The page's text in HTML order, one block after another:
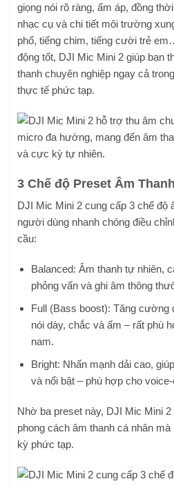
giọng nói rõ ràng, ấm áp, đồng
nhạc cụ và chi tiết môi trường
phố, tiếng chim, tiếng cười trẻ
động tốt, DJI Mic Mini 2 giúp bạn
thanh chuyên nghiệp ngay cả
thực tế phức tạp.
3 Chế độ Preset Âm Thanh
DJI Mic Mini 2 cung cấp 3 chế độ
người dùng nhanh chóng điều
cầu:
Balanced: Âm thanh tự nhiên,
phỏng vấn và ghi âm thông
Full (Bass boost): Tăng cường
nói dày, chắc và ấm – rất phù
nam.
Bright: Nhấn mạnh dải cao,
và nổi bật – phù hợp cho
Nhờ ba preset này, DJI Mic Mini 2
phong cách âm thanh cá nhân
kỳ phức tạp.